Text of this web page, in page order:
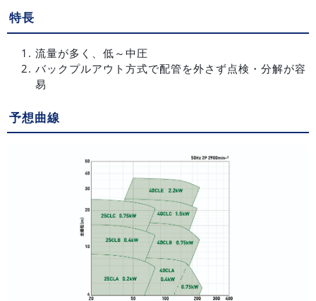
特長
流量が多く、低～中圧
バックプルアウト方式で配管を外さず点検・分解が容
易
予想曲線